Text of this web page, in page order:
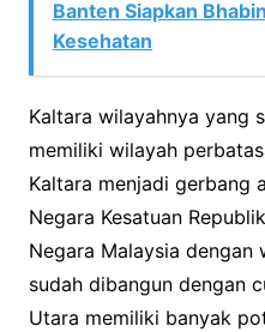
Banten Siapkan
Kesehatan
Kaltara wilayahnya yang
memiliki wilayah
Kaltara menjadi gerbang
Negara Kesatuan
Negara Malaysia dengan
sudah dibangun dengan
Utara memiliki banyak